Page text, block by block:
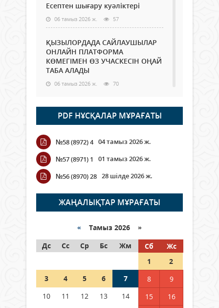
Есептен шығару куәліктері
06 тамыз 2026 ж. 57
ҚЫЗЫЛОРДАДА САЙЛАУШЫЛАР
ОНЛАЙН ПЛАТФОРМА
КӨМЕГІМЕН ӨЗ УЧАСКЕСІН ОҢАЙ
ТАБА АЛАДЫ
06 тамыз 2026 ж. 70
Open Air: Қызылорда облысы
полиция департаменті 20
мыңнан астам көрерменнің
қауіпсіздігін қамтамасыз етті
06 тамыз 2026 ж.
Wi-Fi ҚАБЫРҒА АРҚЫЛЫ ҚАЛАЙ
ӨТЕДІ?
06 тамыз 2026 ж. 252
граждане Казахстана,
05 тамыз 2026 ж. 131
Шетелде жүрген Қазақстан
азаматтары қалай дауыс бере
PDF НҰСҚАЛАР МҰРАҒАТЫ
№58 (8972) 4 04 тамыз 2026 ж.
№57 (8971) 1
01 тамыз 2026 ж.
№56 (8970) 28 28 шілде 2026 ж.
ЖАҢАЛЫҚТАР МҰРАҒАТЫ
« Тамыз 2026 »
Дс
Сс Ср Бс Жм Сб
Жс
1
2
3
4 5 6 7 8
9
10
11 12 13 14 15
16